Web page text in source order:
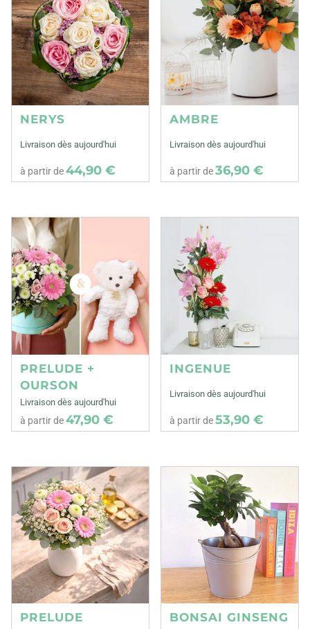
NERYS
Livraison dès aujourd'hui
à partir de44,90 €
AMBRE
Livraison dès aujourd'hui
à partir de36,90 €
PRELUDE +
OURSON
Livraison dès aujourd'hui
à partir de47,90 €
INGENUE
Livraison dès aujourd'hui
à partir de53,90 €
PRELUDE BONSAI GINSENG